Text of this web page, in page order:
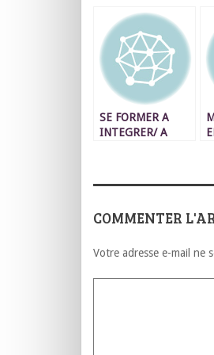
SE FORMER A
INTEGRER/ A
RENTREES ET DE
COMMENTER
Votre adresse e-mail ne